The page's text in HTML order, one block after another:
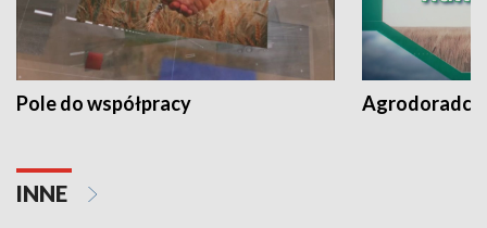
Pole do współpracy Agrodoradcy
INNE